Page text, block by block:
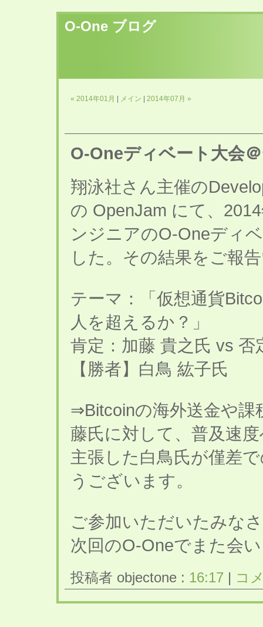
O-One ブログ
« 2014年01月 メイン 2014年07月 »
O-Oneディベート大会
翔泳社さん主催の
の OpenJam にて、
ンジニアのO-Oneディ
した。その結果をご報
テーマ：「仮想通貨
人を超えるか？」
肯定：加藤 貴之氏 vs 否
【勝者】白鳥 紘子氏
⇒Bitcoinの海外送金や
藤氏に対して、普及速
主張した白鳥氏が僅差
うございます。
ご参加いただいたみな
次回のO-Oneでまた会
投稿者 objectone : 16:17 | コ